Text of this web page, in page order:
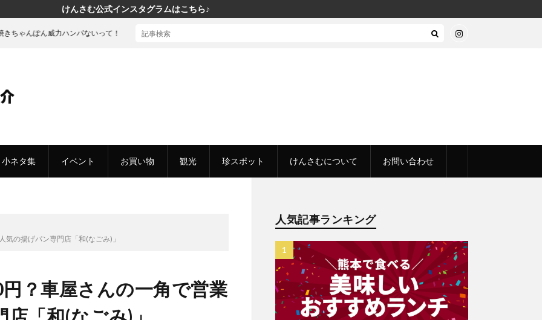
けんさむ公式インスタグラムはこちら♪
小ネタ集 イベント お買い物 観光 珍スポット けんさむについて お問い合わせ
力ハンパないって！
の揚げパン専門店「和(なごみ)」
？車屋さんの一角で営業
人気記事ランキング